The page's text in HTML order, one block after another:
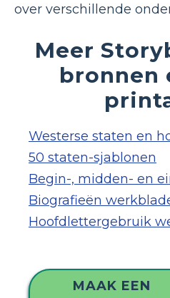
over verschillende
Meer
bronnen
Westerse staten en
50 staten-sjablonen
Begin-, midden- en
Biografieën
Hoofdlettergebruik
MAAK EEN